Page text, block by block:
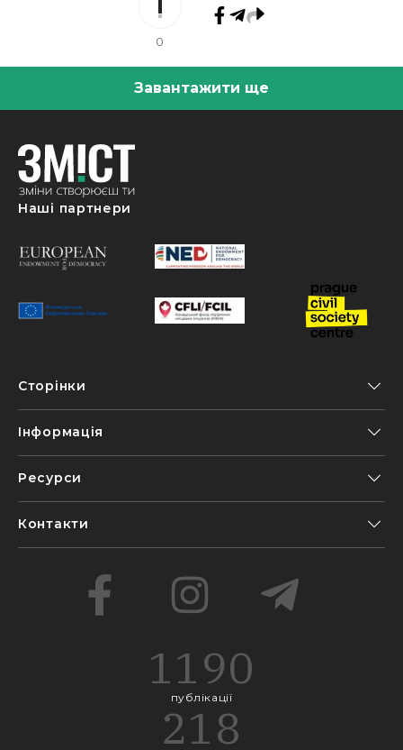
0
Завантажити ще
Наші партнери
Сторінки
Інформація
Ресурси
Контакти
1190
публікації
218